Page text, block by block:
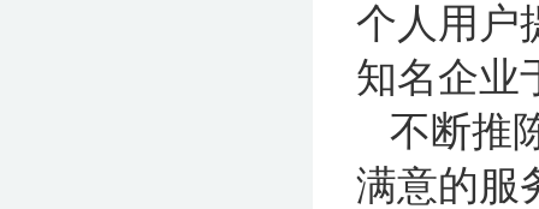
个人用户
知名企业
不断推
满意的服